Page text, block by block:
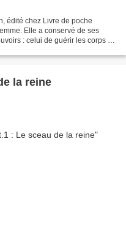
édité chez Livre de poche
Elle a conservé de ses
: celui de guérir les corps et
la reine